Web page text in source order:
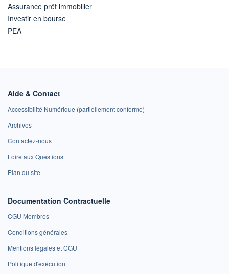
Assurance prêt immobilier
Investir en bourse
PEA
Aide & Contact
Accessibilité Numérique (partiellement conforme)
Archives
Contactez-nous
Foire aux Questions
Plan du site
Documentation Contractuelle
CGU Membres
Conditions générales
Mentions légales et CGU
Politique d'exécution